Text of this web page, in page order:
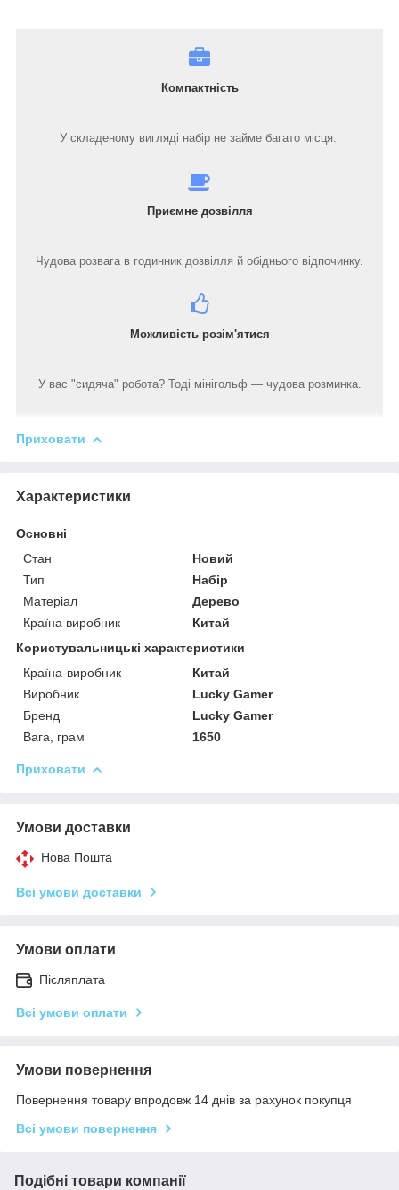
Компактність
У складеному вигляді набір не займе багато місця.
Приємне дозвілля
Чудова розвага в годинник дозвілля й обіднього відпочинку.
Можливість розім'ятися
У вас "сидяча" робота? Тоді мінігольф — чудова розминка.
Приховати
Характеристики
Основні
Стан
Новий
Тип
Набір
Матеріал
Дерево
Країна виробник
Китай
Користувальницькі характеристики
Країна-виробник
Китай
Виробник
Lucky Gamer
Бренд
Lucky Gamer
Вага, грам
1650
Приховати
Умови доставки
Нова Пошта
Всі умови доставки
Умови оплати
Післяплата
Всі умови оплати
Умови повернення
Повернення товару впродовж 14 днів за рахунок покупця
Всі умови повернення
Подібні товари компанії